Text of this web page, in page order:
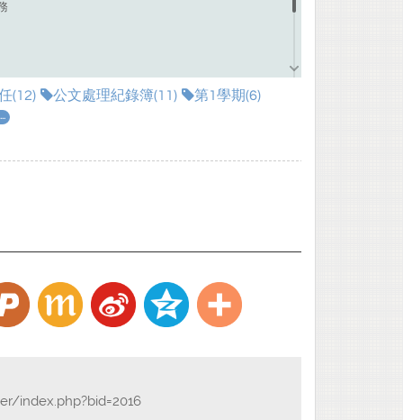
(12) 公文處理紀錄簿(11) 第1學期(6)
index.php?bid=2016